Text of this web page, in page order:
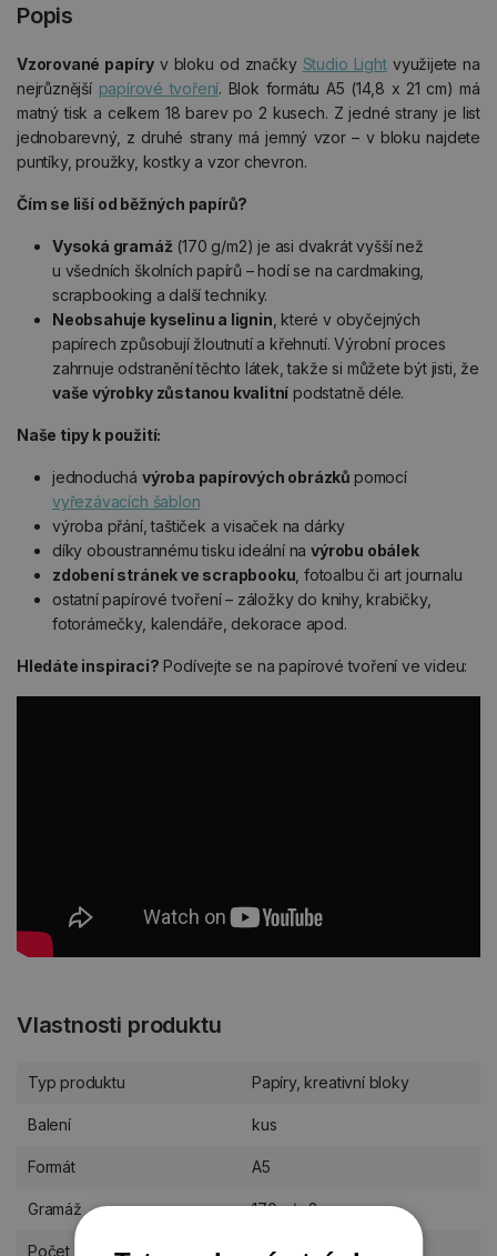
Popis
Vzorované papíryv bloku od značky Studio Lightvyužijete na
nejrůznější papírové tvoření. Blok formátu A5 (14,8 x 21 cm) má
matný tisk a celkem 18 barev po 2 kusech. Z jedné strany je list
jednobarevný, z druhé strany má jemný vzor – v bloku najdete
puntíky, proužky, kostky a vzor chevron.
Čím se liší od běžných papírů?
Vysoká gramáž (170 g/m2) je asi dvakrát vyšší než
u všedních školních papírů – hodí se na cardmaking,
scrapbooking a další techniky.
Neobsahuje kyselinu a lignin , které v obyčejných
papírech způsobují žloutnutí a křehnutí. Výrobní proces
zahrnuje odstranění těchto látek, takže si můžete být jisti, že
vaše výrobky zůstanou kvalitní podstatně déle.
Naše tipy k použití:
jednoduchá výroba papírových obrázků pomocí
vyřezávacích šablon
výroba přání, taštiček a visaček na dárky
díky oboustrannému tisku ideální navýrobu obálek
zdobení stránek ve scrapbooku , fotoalbu či art journalu
ostatní papírové tvoření – záložky do knihy, krabičky,
fotorámečky, kalendáře, dekorace apod.
Hledáte inspiraci? Podívejte se na papírové tvoření ve videu:
Vlastnosti produktu
Typ produktu Papíry, kreativní bloky
Balení kus
Formát A5
Gramáž 170 g/m2
Počet listů 36 listů